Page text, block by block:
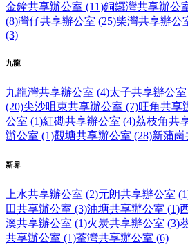
金鐘共享辦公室 (11)銅鑼灣共享辦公
(8)灣仔共享辦公室 (25)柴灣共享辦公
(3)
九龍
九龍灣共享辦公室 (4)太子共享辦公室
(20)尖沙咀東共享辦公室 (7)旺角共享
公室 (1)紅磡共享辦公室 (4)荔枝角共
辦公室 (1)觀塘共享辦公室 (28)新蒲崗
新界
上水共享辦公室 (2)元朗共享辦公室
田共享辦公室 (3)油塘共享辦公室 (1)
澳共享辦公室 (1)火炭共享辦公室 (3)
共享辦公室 (1)荃灣共享辦公室 (6)